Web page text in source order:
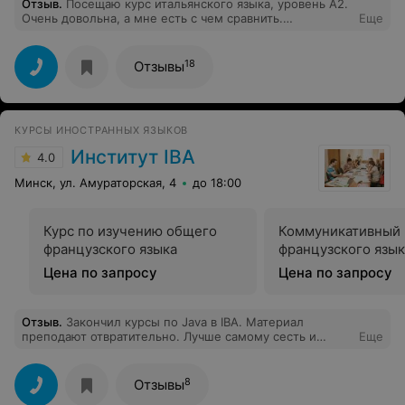
языка. За время встречи все люди почувствовали себя
в кругу друзей увлеченных оживленной беседой!
знания, заводить знакомства, заряжаться позитивом!
Всё очень здорово! В итоге народ действительно
начинает говорить. Оценка: 10+.
Отзыв. Посещаю курс итальянского языка, уровень А2.
Очень довольна, а мне есть с чем сравнить.
Организаторы курсов идут на встречу во всех
проблемных ситуациях (болезнь, командировка и пр.)
Отдельная благодарность педагогу Алле. Рекомендую
всем!
Еще
Отзывы18
КУРСЫ ИНОСТРАННЫХ ЯЗЫКОВ
4.0 Институт IBA
Минск, ул. Амураторская, 4 до 18:00
Курс по изучению общего
французского языка
Цена по запросу
Коммуникативный
французского
Цена по запросу
Отзыв. Закончил курсы по Java в IBA. Материал
преподают отвратительно. Лучше самому сесть и
гораздо полезнее, чем ходить к типо крутому
преподавателю, архитектору с 12-им стажем.
Слишком много обещаний давал, но ничем не помог. О
Еще
Отзывы8